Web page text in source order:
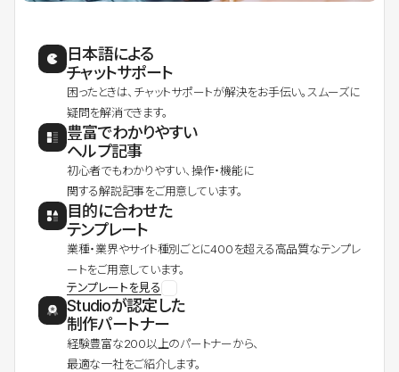
日本語による
チャットサポート
困ったときは、チャットサポートが解決をお手伝い。スムーズに
疑問を解消できます。
豊富でわかりやすい
ヘルプ記事
初心者でもわかりやすい、操作・機能に
関する解説記事をご用意しています。
目的に合わせた
テンプレート
業種・業界やサイト種別ごとに400を超える高品質なテンプレ
ートをご用意しています。
テンプレートを見る
Studioが認定した
制作パートナー
経験豊富な200以上のパートナーから、
最適な一社をご紹介します。